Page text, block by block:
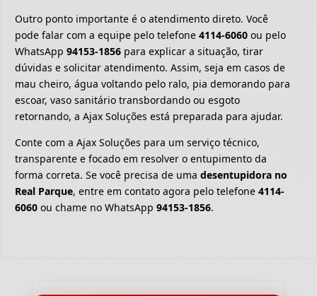
Outro ponto importante é o atendimento direto. Você
pode falar com a equipe pelo telefone 4114-6060 ou pelo
WhatsApp 94153-1856 para explicar a situação, tirar
dúvidas e solicitar atendimento. Assim, seja em casos de
mau cheiro, água voltando pelo ralo, pia demorando para
escoar, vaso sanitário transbordando ou esgoto
retornando, a Ajax Soluções está preparada para ajudar.
Conte com a Ajax Soluções para um serviço técnico,
transparente e focado em resolver o entupimento da
forma correta. Se você precisa de uma desentupidora no
Real Parque, entre em contato agora pelo telefone 4114-
6060 ou chame no WhatsApp 94153-1856.